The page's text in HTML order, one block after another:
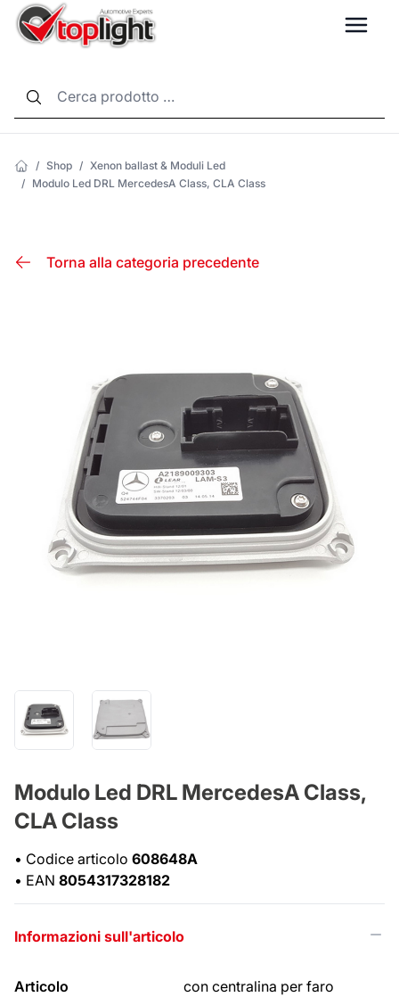
/ Shop / Xenon ballast & Moduli Led
/ Modulo Led DRL MercedesA Class, CLA Class
Torna alla categoria precedente
Modulo Led DRL MercedesA Class,
CLA Class
• Codice articolo 608648A
• EAN 8054317328182
Informazioni sull'articolo
Articolo
con centralina per faro